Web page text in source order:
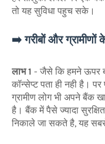
तो यह सुविधा पहुच सके।
➡️ गरीबों और ग्रामीणों
लाभ 1 - जैसे कि हमने ऊपर
कॉन्सेप्ट पता ही नही है।
ग्रामीण लोग भी अपने बैंक
है। बैंक में पैसे ज्यादा
निकाले जा सकते है, यह